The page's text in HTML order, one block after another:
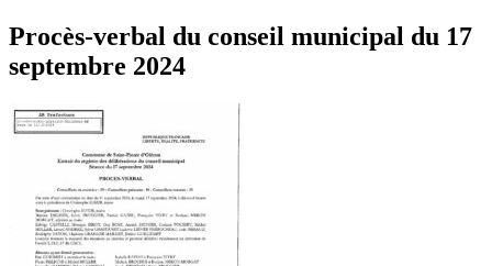
Procès-verbal du conseil municipal du 17
septembre 2024